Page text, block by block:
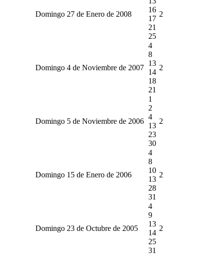
Domingo 27 de Enero de 2008
16
17
21
25
2
Domingo 4 de Noviembre de 2007
4
8
13
14
18
21
2
Domingo 5 de Noviembre de 2006
1
2
4
13
23
30
2
Domingo 15 de Enero de 2006
4
8
10
13
28
31
2
Domingo 23 de Octubre de 2005
4
9
13
14
25
31
2